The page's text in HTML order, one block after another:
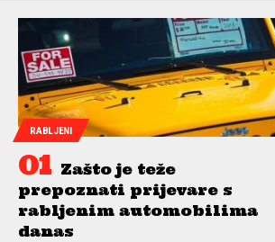
RABLJENI
Zašto je teže
prepoznati prijevare s
rabljenim automobilima
danas